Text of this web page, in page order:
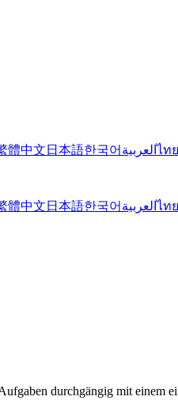
體中文 日本語한국어 العربيةไทย
體中文 日本語한국어 العربيةไทย
durchgängig mit einem